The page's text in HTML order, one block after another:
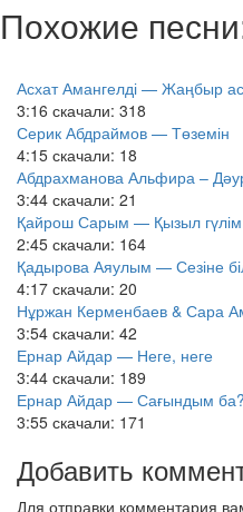
Похожие
Асхат Амангелді — Жаңбыр
3:16 скачали: 318
Серик Абдраймов — Төземін
4:15 скачали: 18
Абдрахманова Альфира –
3:44 скачали: 21
Қайрош Сарым — Қызыл гүлім
2:45 скачали: 164
Қадырова Аяулым — Сезіне
4:17 скачали: 20
Нұржан Керменбаев & Сара
3:54 скачали: 42
Ернар Айдар — Неге, неге
3:44 скачали: 189
Ернар Айдар — Сағындым ба?
3:55 скачали: 171
Добавить
Для отправки комментария